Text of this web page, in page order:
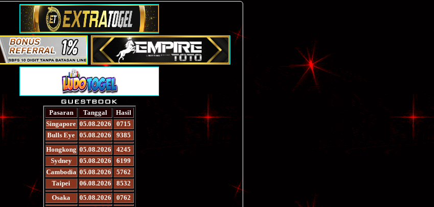
Pasaran Tanggal
Hasil
Singapore 05.08.2026
0715
Bulls Eye 05.08.2026
9385
Hongkong 05.08.2026
4245
Sydney
05.08.2026
6199
Cambodia 05.08.2026
5762
Taipei
06.08.2026
8532
Osaka
05.08.2026
0762